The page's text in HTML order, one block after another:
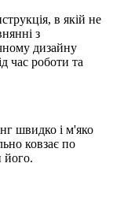
в якій не
з
дизайну
час роботи та
швидко і м'яко
ковзає по
його.